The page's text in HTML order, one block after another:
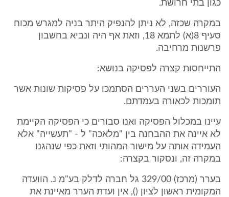
כגון בתי חרושת.
במקרה שכזה, לא ניתן להנפיק היתר בניה למגרש מכוח
סעיף 8(א) לתמא 18, וזאת אף היה ונביא בחשבון
פרשנות מרחיבה.
התייחסות קצרה לפסיקה בנושא:
העוררים בשני העררים הסתמכו על פסיקות שונות אשר
תומכות לכאורה בעמדתם.
עיינו במכלול הפסיקה ואנו סבורים כי הפסיקה הקיימת
לא איינה את ההבחנה בין "מלאכה" ל - "תעשייה" אלא
העמידה אותה על מישור המהותי וזאת כפי שנהגנו
במקרה זה, ונסקור בקצרה:
בערר (מרכז) 329/00 גל חברה לדלק בע"מ נ. הוועדה
המקומית ראשון לציון (), אין ועדת הערר מאיינת את